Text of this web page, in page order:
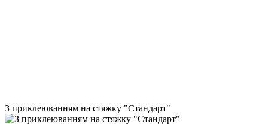
З приклеюванням на стяжку "Стандарт"